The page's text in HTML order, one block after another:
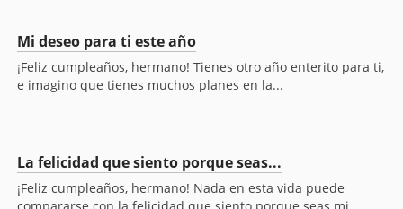
Mi deseo para ti este año
¡Feliz cumpleaños, hermano! Tienes otro año enterito para ti,
e imagino que tienes muchos planes en la...
La felicidad que siento porque seas...
¡Feliz cumpleaños, hermano! Nada en esta vida puede